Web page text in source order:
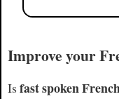
Improve your
Isfast spoken